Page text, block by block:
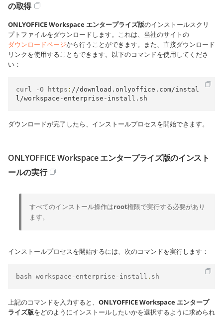
の取得
ONLYOFFICE Workspace エンタープライズ版のインストールスクリ
プトファイルをダウンロードします。これは、当社のサイトの
ダウンロードページから行うことができます。また、直接ダウンロード
リンクを使用することもできます。以下のコマンドを使用してくださ
い：
curl -O https : //download.onlyoffice.com/instal
l/workspace-enterprise-install.sh
ダウンロードが完了したら、インストールプロセスを開始できます。
ONLYOFFICE Workspace エンタープライズ版のインスト
ールの実行
すべてのインストール操作はroot権限で実行する必要があり
ます。
インストールプロセスを開始するには、次のコマンドを実行します：
bash workspace -enterprise - install . sh
上記のコマンドを入力すると、 ONLYOFFICE Workspace エンタープ
ライズ版をどのようにインストールしたいかを選択するように求められ